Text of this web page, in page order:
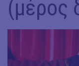
(μέρος